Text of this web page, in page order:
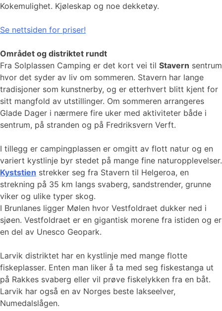
Kokemulighet. Kjøleskap og noe dekketøy.
Se nettsiden for priser!
Området og distriktet rundt
Fra Solplassen Camping er det kort vei til Stavern sentrum
hvor det syder av liv om sommeren. Stavern har lange
tradisjoner som kunstnerby, og er etterhvert blitt kjent for
sitt mangfold av utstillinger. Om sommeren arrangeres
Glade Dager i nærmere fire uker med aktiviteter både i
sentrum, på stranden og på Fredriksvern Verft.
I tillegg er campingplassen er omgitt av flott natur og en
variert kystlinje byr stedet på mange fine naturopplevelser.
Kyststien strekker seg fra Stavern til Helgeroa, en
strekning på 35 km langs svaberg, sandstrender, grunne
viker og ulike typer skog.
I Brunlanes ligger Mølen hvor Vestfoldraet dukker ned i
sjøen. Vestfoldraet er en gigantisk morene fra istiden og er
en del av Unesco Geopark.
Larvik distriktet har en kystlinje med mange flotte
fiskeplasser. Enten man liker å ta med seg fiskestanga ut
på Rakkes svaberg eller vil prøve fiskelykken fra en båt.
Larvik har også en av Norges beste lakseelver,
Numedalslågen.